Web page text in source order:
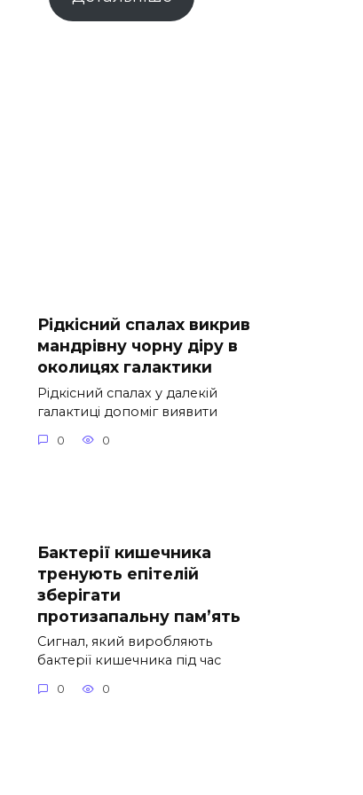
Рідкісний спалах викрив
мандрівну чорну діру в
околицях галактики
Рідкісний спалах у далекій
галактиці допоміг виявити
0 0
Бактерії кишечника
тренують епітелій
зберігати
протизапальну пам’ять
Сигнал, який виробляють
бактерії кишечника під час
0 0